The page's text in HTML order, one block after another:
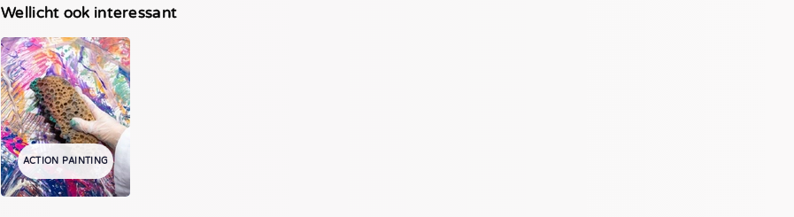
Wellicht ook interessant
ACTION PAINTING